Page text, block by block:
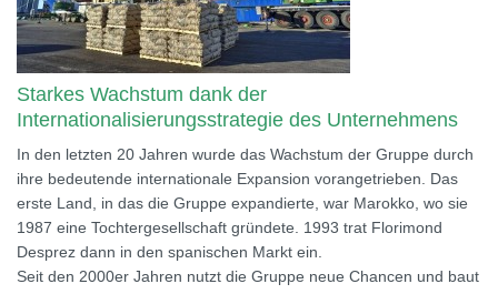
Starkes Wachstum dank der
Internationalisierungsstrategie des Unternehmens
In den letzten 20 Jahren wurde das Wachstum der Gruppe durch
ihre bedeutende internationale Expansion vorangetrieben. Das
erste Land, in das die Gruppe expandierte, war Marokko, wo sie
1987 eine Tochtergesellschaft gründete. 1993 trat Florimond
Desprez dann in den spanischen Markt ein.
Seit den 2000er Jahren nutzt die Gruppe neue Chancen und baut